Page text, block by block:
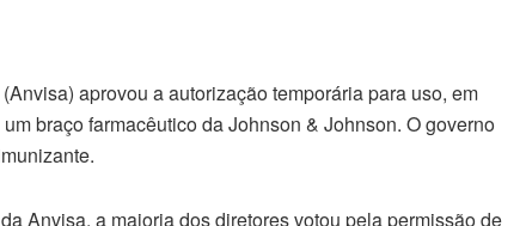
aprovou a autorização temporária para uso, em
braço farmacêutico da Johnson & Johnson. O governo
Anvisa, a maioria dos diretores votou pela permissão de